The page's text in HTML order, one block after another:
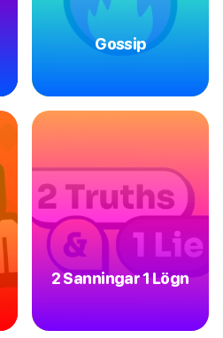
Gossip
2 Sanningar 1 Lögn